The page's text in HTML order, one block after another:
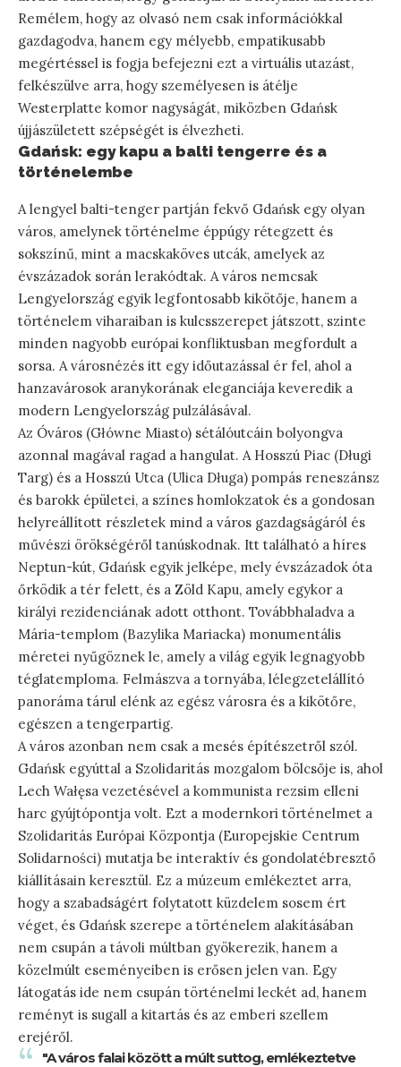
Remélem, hogy az olvasó nem csak információkkal
gazdagodva, hanem egy mélyebb, empatikusabb
megértéssel is fogja befejezni ezt a virtuális utazást,
felkészülve arra, hogy személyesen is átélje
Westerplatte komor nagyságát, miközben Gdańsk
újjászületett szépségét is élvezheti.
Gdańsk: egy kapu a balti tengerre és a
történelembe
A lengyel balti-tenger partján fekvő Gdańsk egy olyan
város, amelynek történelme éppúgy rétegzett és
sokszínű, mint a macskaköves utcák, amelyek az
évszázadok során lerakódtak. A város nemcsak
Lengyelország egyik legfontosabb kikötője, hanem a
történelem viharaiban is kulcsszerepet játszott, szinte
minden nagyobb európai konfliktusban megfordult a
sorsa. A városnézés itt egy időutazással ér fel, ahol a
hanzavárosok aranykorának eleganciája keveredik a
modern Lengyelország pulzálásával.
Az Óváros (Główne Miasto) sétálóutcáin bolyongva
azonnal magával ragad a hangulat. A Hosszú Piac (Długi
Targ) és a Hosszú Utca (Ulica Długa) pompás reneszánsz
és barokk épületei, a színes homlokzatok és a gondosan
helyreállított részletek mind a város gazdagságáról és
művészi örökségéről tanúskodnak. Itt található a híres
Neptun-kút, Gdańsk egyik jelképe, mely évszázadok óta
őrködik a tér felett, és a Zöld Kapu, amely egykor a
királyi rezidenciának adott otthont. Továbbhaladva a
Mária-templom (Bazylika Mariacka) monumentális
méretei nyűgöznek le, amely a világ egyik legnagyobb
téglatemploma. Felmászva a tornyába, lélegzetelállító
panoráma tárul elénk az egész városra és a kikötőre,
egészen a tengerpartig.
A város azonban nem csak a mesés építészetről szól.
Gdańsk egyúttal a Szolidaritás mozgalom bölcsője is, ahol
Lech Wałęsa vezetésével a kommunista rezsim elleni
harc gyújtópontja volt. Ezt a modernkori történelmet a
Szolidaritás Európai Központja (Europejskie Centrum
Solidarności) mutatja be interaktív és gondolatébresztő
kiállításain keresztül. Ez a múzeum emlékeztet arra,
hogy a szabadságért folytatott küzdelem sosem ért
véget, és Gdańsk szerepe a történelem alakításában
nem csupán a távoli múltban gyökerezik, hanem a
közelmúlt eseményeiben is erősen jelen van. Egy
látogatás ide nem csupán történelmi leckét ad, hanem
reményt is sugall a kitartás és az emberi szellem
erejéről.
"A város falai között a múlt suttog, emlékeztetve